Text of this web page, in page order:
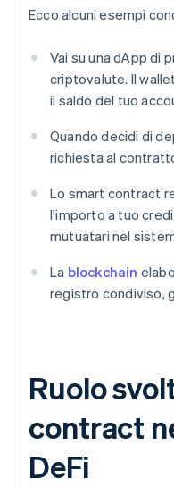
Ecco alcuni esempi
Vai su una dApp di
criptovalute. Il
il saldo del tuo
Quando decidi di
richiesta al
Lo smart contract
l'importo a tuo
mutuatari nel
La blockchain
registro condiviso,
Ruolo
contract
DeFi